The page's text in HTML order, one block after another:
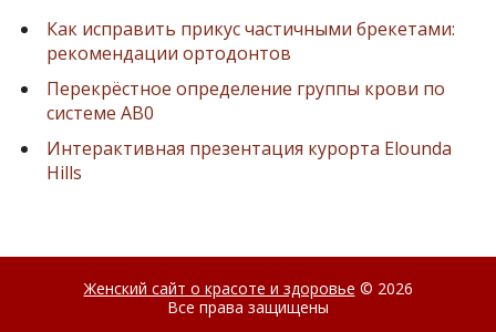
Как исправить прикус частичными брекетами:
рекомендации ортодонтов
Перекрёстное определение группы крови по
системе AB0
Интерактивная презентация курорта Elounda
Hills
Женский сайт о красоте и здоровье © 2026
Все права защищены